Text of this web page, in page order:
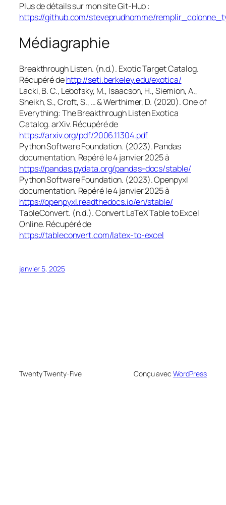
Plus de détails sur mon site Git-Hub :
https://github.com/steveprudhomme/
Médiagraphie
Breakthrough Listen. (n.d.). Exotic Target Catalog.
Récupéré dehttp://seti.berkeley.edu/exotica/
Lacki, B. C., Lebofsky, M., Isaacson, H., Siemion, A.,
Sheikh, S., Croft, S., … & Werthimer, D. (2020). One of
Everything: The Breakthrough Listen Exotica
Catalog. arXiv. Récupéré de
https://arxiv.org/pdf/2006.11304.pdf
Python Software Foundation. (2023). Pandas
documentation. Repéré le 4 janvier 2025 à
https://pandas.pydata.org/pandas-docs/stable/
Python Software Foundation. (2023). Openpyxl
documentation. Repéré le 4 janvier 2025 à
https://openpyxl.readthedocs.io/en/stable/
TableConvert. (n.d.). Convert LaTeX Table to Excel
Online. Récupéré de
https://tableconvert.com/latex-to-excel
janvier 5, 2025
Twenty Twenty-Five Conçu avec WordPress